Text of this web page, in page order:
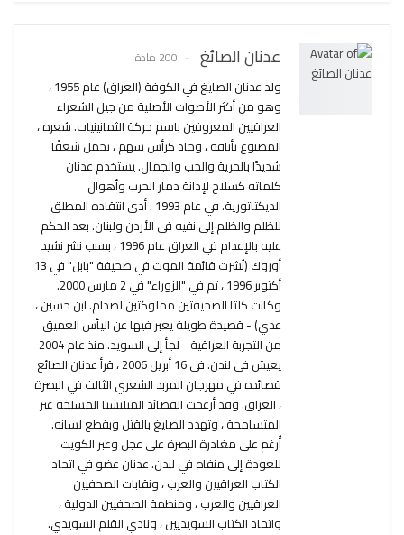
عدنان الصائغ 200 مادة
ولد عدنان الصايغ في الكوفة (العراق) عام 1955 ،
وهو من أكثر الأصوات الأصلية من جيل الشعراء
العراقيين المعروفين باسم حركة الثمانينيات. شعره ،
المصنوع بأناقة ، وحاد كرأس سهم ، يحمل شغفًا
شديدًا بالحرية والحب والجمال. يستخدم عدنان
كلماته كسلاح لإدانة دمار الحرب وأهوال
الديكتاتورية. في عام 1993 ، أدى انتقاده المطلق
للظلم والظلم إلى نفيه في الأردن ولبنان. بعد الحكم
عليه بالإعدام في العراق عام 1996 ، بسبب نشر نشيد
أوروك (نُشرت قائمة الموت في صحيفة "بابل" في 13
أكتوبر 1996 ، ثم في "الزوراء" في 2 مارس 2000.
وكانت كلتا الصحيفتين مملوكتين لصدام. ابن حسين ،
عدي) - قصيدة طويلة يعبر فيها عن اليأس العميق
من التجربة العراقية - لجأ إلى السويد. منذ عام 2004
يعيش في لندن. في 16 أبريل 2006 ، قرأ عدنان الصائغ
قصائده في مهرجان المربد الشعري الثالث في البصرة
، العراق. وقد أزعجت القصائد الميليشيا المسلحة غير
المتسامحة ، وتهدد الصايغ بالقتل وبقطع لسانه.
أُرغم على مغادرة البصرة على عجل وعبر الكويت
للعودة إلى منفاه في لندن. عدنان عضو في اتحاد
الكتاب العراقيين والعرب ، ونقابات الصحفيين
العراقيين والعرب ، ومنظمة الصحفيين الدولية ،
واتحاد الكتاب السويديين ، ونادي القلم السويدي.